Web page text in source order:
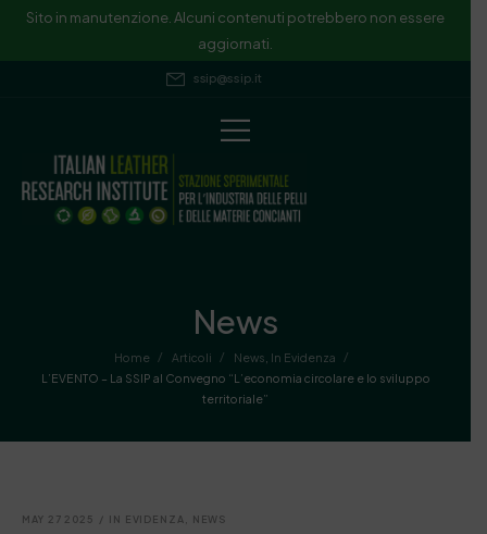
Sito in manutenzione. Alcuni contenuti potrebbero non essere
aggiornati.
ssip@ssip.it
News
Home / Articoli / News In Evidenza
/
L’EVENTO – La SSIP al Convegno “L’economia circolare e lo sviluppo
territoriale”
MAY 27 2025 / IN EVIDENZA, NEWS